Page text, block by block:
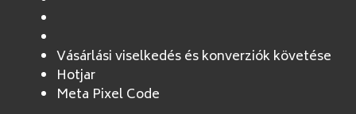
Vásárlási viselkedés és konverziók követése
Hotjar
Meta Pixel Code